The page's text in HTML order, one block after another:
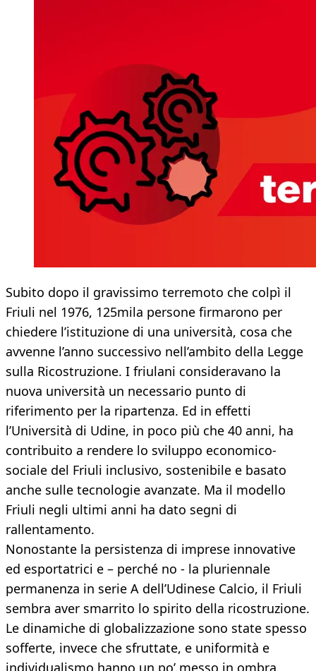
Subito dopo il gravissimo terremoto che colpì il
Friuli nel 1976, 125mila persone firmarono per
chiedere l’istituzione di una università, cosa che
avvenne l’anno successivo nell’ambito della Legge
sulla Ricostruzione. I friulani consideravano la
nuova università un necessario punto di
riferimento per la ripartenza. Ed in effetti
l’Università di Udine, in poco più che 40 anni, ha
contribuito a rendere lo sviluppo economico-
sociale del Friuli inclusivo, sostenibile e basato
anche sulle tecnologie avanzate. Ma il modello
Friuli negli ultimi anni ha dato segni di
rallentamento.
Nonostante la persistenza di imprese innovative
ed esportatrici e – perché no - la pluriennale
permanenza in serie A dell’Udinese Calcio, il Friuli
sembra aver smarrito lo spirito della ricostruzione.
Le dinamiche di globalizzazione sono state spesso
sofferte, invece che sfruttate, e uniformità e
individualismo hanno un po’ messo in ombra